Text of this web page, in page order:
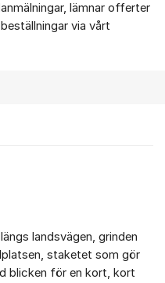
lämnar offerter
via vårt
landsvägen, grinden
staketet som gör
blicken för en kort, kort